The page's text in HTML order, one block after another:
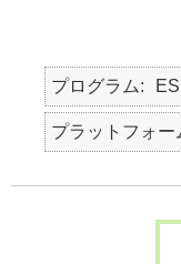
プログラム
プラットフォー